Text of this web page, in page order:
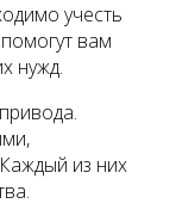
учесть
вам
нужд.
из них